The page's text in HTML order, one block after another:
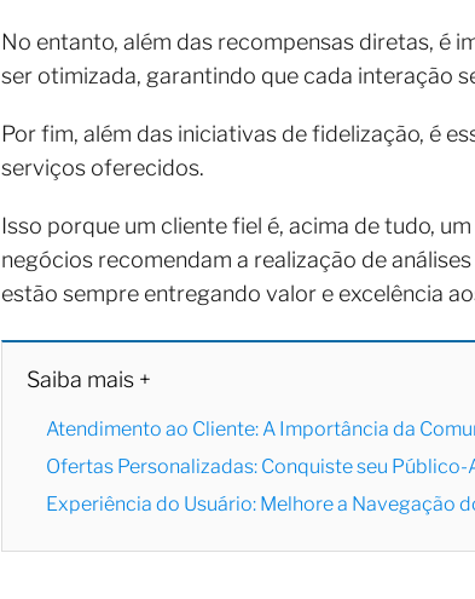
No entanto, além das recompensas diretas, é
ser otimizada, garantindo que cada interação
Por fim, além das iniciativas de fidelização, é
serviços oferecidos.
Isso porque um cliente fiel é, acima de tudo,
negócios recomendam a realização de
estão sempre entregando valor e excelência
Saiba mais +
Atendimento ao Cliente: A Importância da
Ofertas Personalizadas: Conquiste seu Público-
Experiência do Usuário: Melhore a Navegação